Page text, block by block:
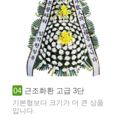
04 근조화환 고급 3단
기본형보다 크기가 더 큰 상품
입니다.